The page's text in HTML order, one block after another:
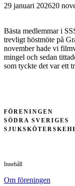
29 januari 202620
Bästa medlemmar i
trevligt höstmöte på
november hade vi
mingel och sedan
som tyckte det var ett
FÖRENINGEN
SÖDRA SVERIGES
Innehåll
Om föreningen